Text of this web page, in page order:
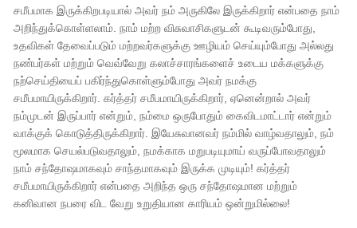
சமீபமாக இருக்கிறபடியால் அவர் நம் அருகிலே இருக்கிறார் என்பதை நாம்
அறிந்துக்கொள்ளலாம். நாம் மற்ற விசுவாசிகளுடன் கூடிவரும்போது, ​​
உதவிகள் தேவைப்படும் மற்றவர்களுக்கு ஊழியம் செய்யும்போது அல்லது
நண்பர்கள் மற்றும் வெவ்வேறு கலாச்சாரங்களைச் உடைய மக்களுக்கு
நற்செய்தியைப் பகிர்ந்துகொள்ளும்போது அவர் நமக்கு
சமீபமாயிருக்கிறார். கர்த்தர் சமீபமாயிருக்கிறார், ஏனென்றால் அவர்
நம்முடன் இருப்பார் என்றும், நம்மை ஒருபோதும் கைவிடமாட்டார் என்றும்
வாக்குக் கொடுத்திருக்கிறார். இயேசுவானவர் நம்மில் வாழ்வதாலும், நம்
மூலமாக செயல்படுவதாலும், நமக்காக மறுபடியுமாய் வருப்போவதாலும்
நாம் சந்தோஷமாகவும் சாந்தமாகவும் இருக்க முடியும்! கர்த்தர்
சமீபமாயிருக்கிறார் என்பதை அறிந்த ஒரு சந்தோஷமான மற்றும்
கனிவான நபரை விட வேறு உறுதியான காரியம் ஒன்றுமில்லை!